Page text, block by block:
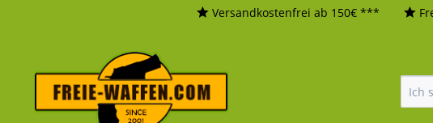
Versandkostenfrei ab 150€ ***